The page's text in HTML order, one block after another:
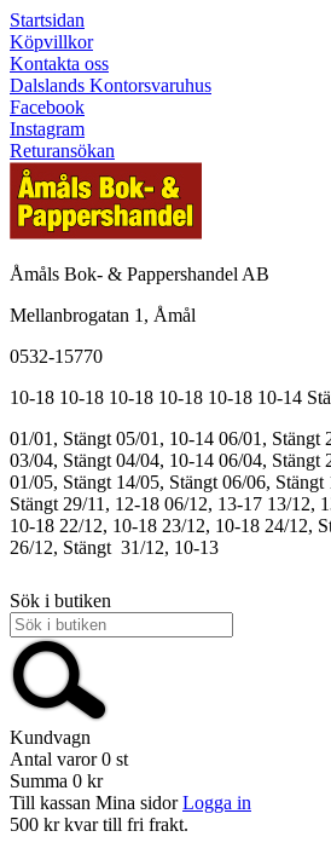
Startsidan
Köpvillkor
Kontakta oss
Dalslands Kontorsvaruhus
Facebook
Instagram
Returansökan
Åmåls Bok- & Pappershandel AB
Mellanbrogatan 1, Åmål
0532-15770
10-18 10-18 10-18 10-18 10-18 10-14
01/01, Stängt 05/01, 10-14 06/01, Stängt
03/04, Stängt 04/04, 10-14 06/04, Stängt
01/05, Stängt 14/05, Stängt 06/06, Stängt
Stängt 29/11, 12-18 06/12, 13-17 13/12,
10-18 22/12, 10-18 23/12, 10-18 24/12,
26/12, Stängt 31/12, 10-13
Sök i butiken
Kundvagn
Antal varor 0 st
Summa 0 kr
Till kassan Mina sidor Logga in
500 kr kvar till fri frakt.